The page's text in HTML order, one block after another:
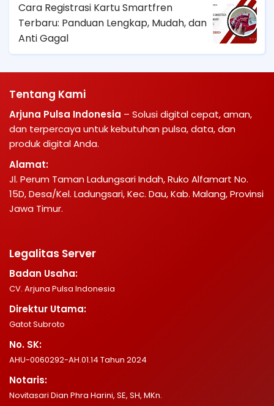
Cara Registrasi Kartu Smartfren
Terbaru: Panduan Lengkap, Mudah, dan
Anti Gagal
Tentang Kami
Arjuna Pulsa Indonesia – Solusi digital cepat, aman,
dan terpercaya untuk kebutuhan pulsa, data, dan
produk digital Anda.
Alamat:
Jl. Perum Taman Ladungsari Indah, Ruko Alfamart No.
15D, Desa/Kel. Ladungsari, Kec. Dau, Kab. Malang, Provinsi
Jawa Timur.
Legalitas Server
Badan Usaha:
CV. Arjuna Pulsa Indonesia
Direktur Utama:
Gatot Subroto
No. SK:
AHU-0060292-AH.01.14 Tahun 2024
Notaris:
Novitasari Dian Phra Harini, SE, SH, MKn.